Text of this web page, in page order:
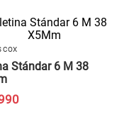
COX
Stándar 6 M 38